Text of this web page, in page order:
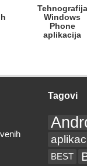
Tehnografija
Windows
Phone
aplikacija
Tagovi
BEST